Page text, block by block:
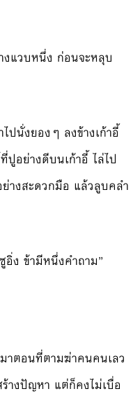
งแวบหนึ่ง ก่อนจะหลุบ
ปนั่งยองๆ ลงข้างเก้าอี้
อย่างดีบนเก้าอี้ ไล่ไป
างสะดวกมือ แล้วลูบคลำ
อิ่ง ข้ามีหนึ่งคำถาม”
าตอนที่ตามฆ่าคนคนเลว
างปัญหา แต่ก็คงไม่เบื่อ